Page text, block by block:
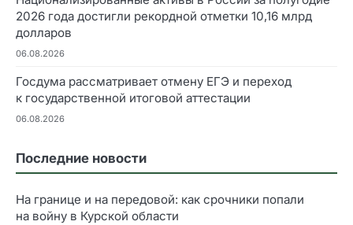
2026 года достигли рекордной отметки 10,16 млрд
долларов
06.08.2026
Госдума рассматривает отмену ЕГЭ и переход
к государственной итоговой аттестации
06.08.2026
Последние новости
На границе и на передовой: как срочники попали
на войну в Курской области